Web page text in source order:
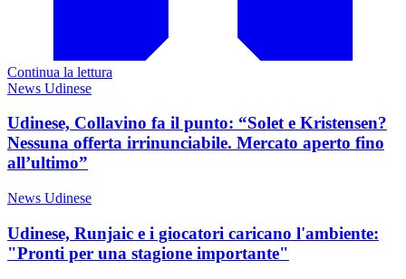
Continua la lettura
News Udinese
Udinese, Collavino fa il punto: “Solet e Kristensen?
Nessuna offerta irrinunciabile. Mercato aperto fino
all’ultimo”
News Udinese
Udinese, Runjaic e i giocatori caricano l'ambiente:
"Pronti per una stagione importante"